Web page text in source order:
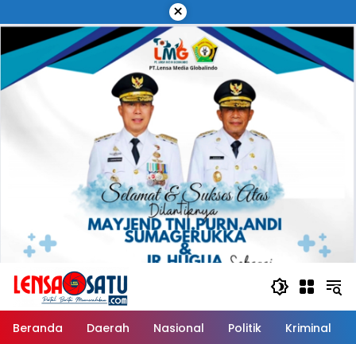
ke
konten
×
Beranda Daerah Nasional Politik Kriminal